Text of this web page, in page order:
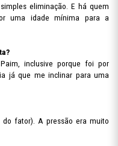
eliminação. E há quem
uma idade mínima para a
inclusive porque foi por
já que me inclinar para uma
fator). A pressão era muito